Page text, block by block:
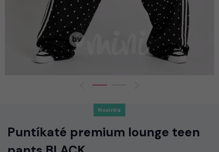
Novinka
Puntíkaté premium lounge teen